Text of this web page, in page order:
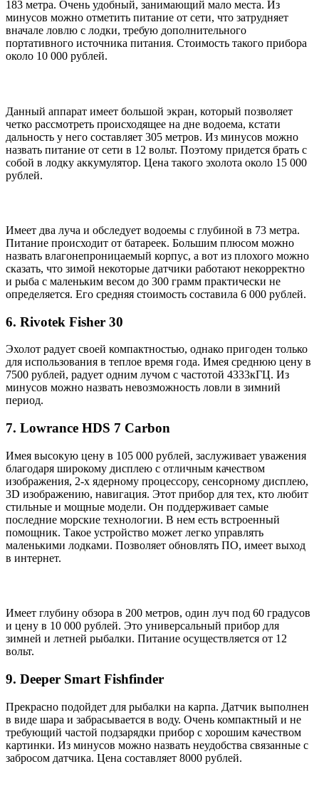
183 метра. Очень удобный, занимающий мало места. Из
минусов можно отметить питание от сети, что затрудняет
вначале ловлю с лодки, требую дополнительного
портативного источника питания. Стоимость такого прибора
около 10 000 рублей.
Данный аппарат имеет большой экран, который позволяет
четко рассмотреть происходящее на дне водоема, кстати
дальность у него составляет 305 метров. Из минусов можно
назвать питание от сети в 12 вольт. Поэтому придется брать с
собой в лодку аккумулятор. Цена такого эхолота около 15 000
рублей.
Имеет два луча и обследует водоемы с глубиной в 73 метра.
Питание происходит от батареек. Большим плюсом можно
назвать влагонепроницаемый корпус, а вот из плохого можно
сказать, что зимой некоторые датчики работают некорректно
и рыба с маленьким весом до 300 грамм практически не
определяется. Его средняя стоимость составила 6 000 рублей.
6. Rivotek Fisher 30
Эхолот радует своей компактностью, однако пригоден только
для использования в теплое время года. Имея среднюю цену в
7500 рублей, радует одним лучом с частотой 4333кГЦ. Из
минусов можно назвать невозможность ловли в зимний
период.
7. Lowrance HDS 7 Carbon
Имея высокую цену в 105 000 рублей, заслуживает уважения
благодаря широкому дисплею с отличным качеством
изображения, 2-х ядерному процессору, сенсорному дисплею,
3D изображению, навигация. Этот прибор для тех, кто любит
стильные и мощные модели. Он поддерживает самые
последние морские технологии. В нем есть встроенный
помощник. Такое устройство может легко управлять
маленькими лодками. Позволяет обновлять ПО, имеет выход
в интернет.
Имеет глубину обзора в 200 метров, один луч под 60 градусов
и цену в 10 000 рублей. Это универсальный прибор для
зимней и летней рыбалки. Питание осуществляется от 12
вольт.
9. Deeper Smart Fishfinder
Прекрасно подойдет для рыбалки на карпа. Датчик выполнен
в виде шара и забрасывается в воду. Очень компактный и не
требующий частой подзарядки прибор с хорошим качеством
картинки. Из минусов можно назвать неудобства связанные с
забросом датчика. Цена составляет 8000 рублей.